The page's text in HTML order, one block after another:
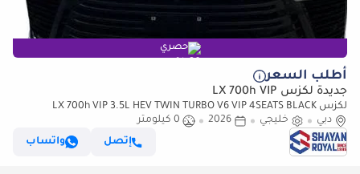
حصري
أطلب السعر
جديدة لكزس LX 700h VIP
لكزس LX 700h VIP 3.5L HEV TWIN TURBO V6 VIP 4SEATS BLACK
EDITION | AUTO PARKING | AT 4WD 2026MY
دبي خليجي 2026
0 كيلومتر
إتصل
واتساب